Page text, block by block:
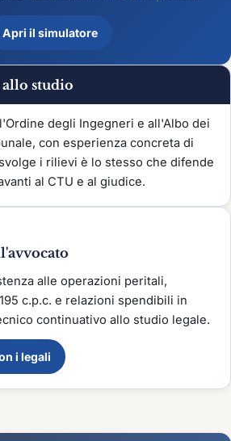
Apri il simulatore
studio
degli Ingegneri e all'Albo dei
con esperienza concreta di
i rilievi è lo stesso che difende
al CTU e al giudice.
alle operazioni peritali,
c.p.c. e relazioni spendibili in
continuativo allo studio legale.
i legali